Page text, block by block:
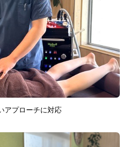
アプローチに対応